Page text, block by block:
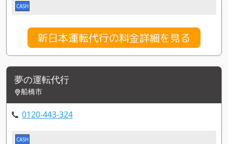
CASH
新日本運転代行の料金詳細を見る
夢の運転代行
船橋市
0120-443-324
CASH